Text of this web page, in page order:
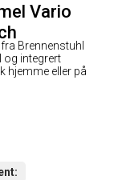
Vario
Brennenstuhl
og integrert
hjemme eller på